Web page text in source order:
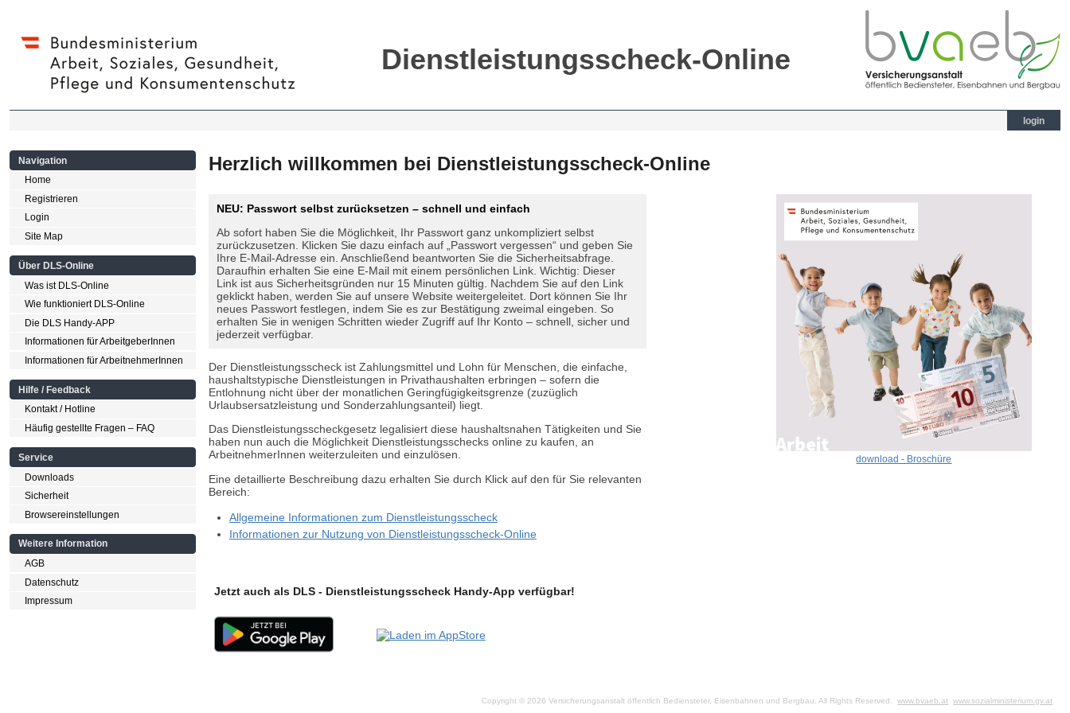
Dienstleistungsscheck-Online
login
Navigation
Home
Registrieren
Login
Site Map
Über DLS-Online
Was ist DLS-Online
Wie funktioniert DLS-Online
Die DLS Handy-APP
Informationen für ArbeitgeberInnen
Informationen für ArbeitnehmerInnen
Hilfe / Feedback
Kontakt / Hotline
Häufig gestellte Fragen – FAQ
Service
Downloads
Sicherheit
Browsereinstellungen
Weitere Information
AGB
Datenschutz
Impressum
Herzlich willkommen bei Dienstleistungsscheck-Online
download - Broschüre
NEU: Passwort selbst zurücksetzen – schnell und einfach
Ab sofort haben Sie die Möglichkeit, Ihr Passwort ganz unkompliziert selbst
zurückzusetzen. Klicken Sie dazu einfach auf „Passwort vergessen“ und geben Sie
Ihre E-Mail-Adresse ein. Anschließend beantworten Sie die Sicherheitsabfrage.
Daraufhin erhalten Sie eine E-Mail mit einem persönlichen Link. Wichtig: Dieser
Link ist aus Sicherheitsgründen nur 15 Minuten gültig. Nachdem Sie auf den Link
geklickt haben, werden Sie auf unsere Website weitergeleitet. Dort können Sie Ihr
neues Passwort festlegen, indem Sie es zur Bestätigung zweimal eingeben. So
erhalten Sie in wenigen Schritten wieder Zugriff auf Ihr Konto – schnell, sicher und
jederzeit verfügbar.
Der Dienstleistungsscheck ist Zahlungsmittel und Lohn für Menschen, die einfache,
haushaltstypische Dienstleistungen in Privathaushalten erbringen – sofern die
Entlohnung nicht über der monatlichen Geringfügigkeitsgrenze (zuzüglich
Urlaubsersatzleistung und Sonderzahlungsanteil) liegt.
Das Dienstleistungsscheckgesetz legalisiert diese haushaltsnahen Tätigkeiten und Sie
haben nun auch die Möglichkeit Dienstleistungsschecks online zu kaufen, an
ArbeitnehmerInnen weiterzuleiten und einzulösen.
Eine detaillierte Beschreibung dazu erhalten Sie durch Klick auf den für Sie relevanten
Bereich:
Allgemeine Informationen zum Dienstleistungsscheck
Informationen zur Nutzung von Dienstleistungsscheck-Online
Jetzt auch als DLS - Dienstleistungsscheck Handy-App verfügbar!
Copyright © 2026 Versicherungsanstalt öffentlich Bediensteter, Eisenbahnen und Bergbau. All Rights Reserved. www.bvaeb.at www.sozialministerium.gv.at